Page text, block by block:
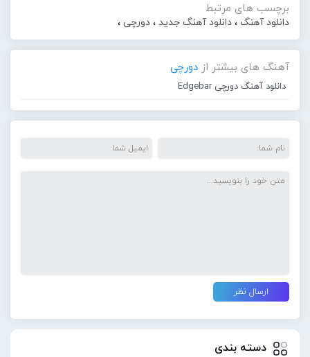
برچسب های مرتبط
دانلود آهنگ ، دانلود آهنگ جدید ، دورچی ،
آهنگ های بیشتر از دورچی
دانلود آهنگ دورچی Edgebar
دسته بندی